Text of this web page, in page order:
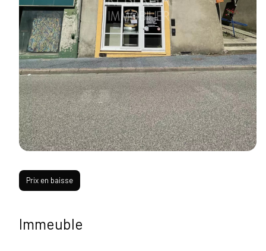
Prix en baisse
Immeuble